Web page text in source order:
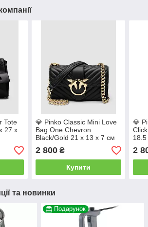
Tote
27 х
💎 Pinko Classic Mini Love
Bag One Chevron
Black/Gold 21 х 13 х 7 см
2 800₴
Купити
💎
2
та новинки
Подарунок